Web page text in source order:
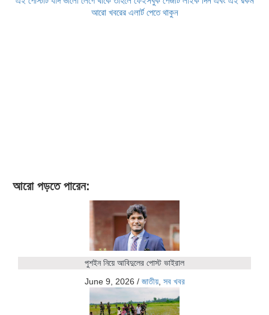
আরো খবরের এলার্ট পেতে থাকুন
আরো পড়তে পারেন:
পুশইন নিয়ে আবিদুলের পোস্ট ভাইরাল
June 9, 2026 / জাতীয়, সব খবর